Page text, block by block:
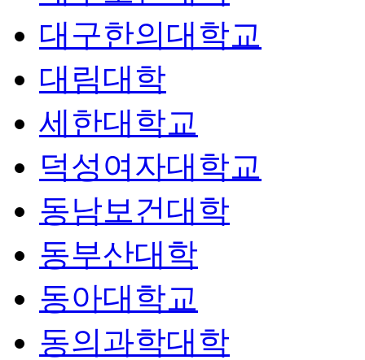
대구한의대학교
대림대학
세한대학교
덕성여자대학교
동남보건대학
동부산대학
동아대학교
동의과학대학